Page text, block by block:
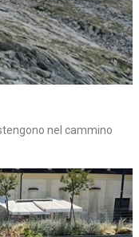
nel cammino